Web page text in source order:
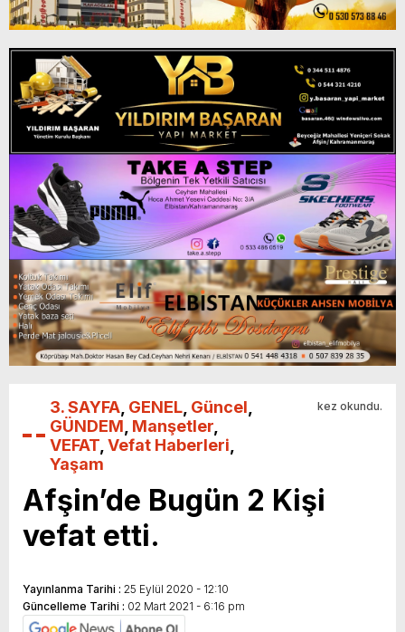
3. SAYFA GENEL Güncel
GÜNDEM Manşetler
VEFAT Vefat Haberleri
Yaşam
kez okundu.
Afşin’de Bugün 2 Kişi
vefat etti.
Yayınlanma Tarihi : 25 Eylül 2020 - 12:10
Güncelleme Tarihi : 02 Mart 2021 - 6:16 pm